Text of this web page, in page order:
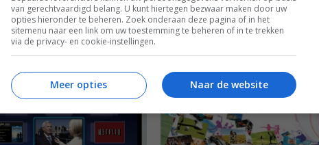
TX-P42UT30 budget 3D
TV
2011
BEELD
De Panasonic TX-P65VT30 moet
zorgen
21 SEPTEMBER 2011
van gerechtvaardigd belang. U kunt hiertegen bezwaar maken door uw
opties hieronder te beheren. Zoek onderaan deze pagina of in het
sitemenu naar een link om uw toestemming te beheren of in te trekken
via de privacy- en cookie-instellingen.
Naar de website
Meer opties